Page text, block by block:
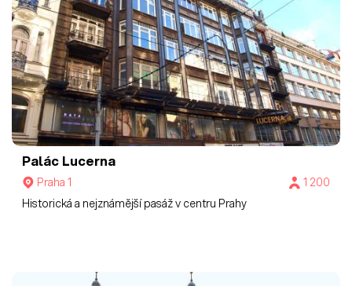
Palác Lucerna
Praha 1
1 200
Historická a nejznámější pasáž v centru Prahy